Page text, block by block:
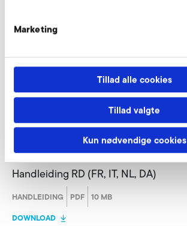
Marketing
Tillad alle cookies
Tillad valgte
Kun nødvendige cookies
DOWNLOAD
Handleiding RD (ES, PT, GR, PL)
HANDLEIDING PDF 10 MB
Handleiding RD (FR, IT, NL, DA)
HANDLEIDING PDF 10 MB
DOWNLOAD